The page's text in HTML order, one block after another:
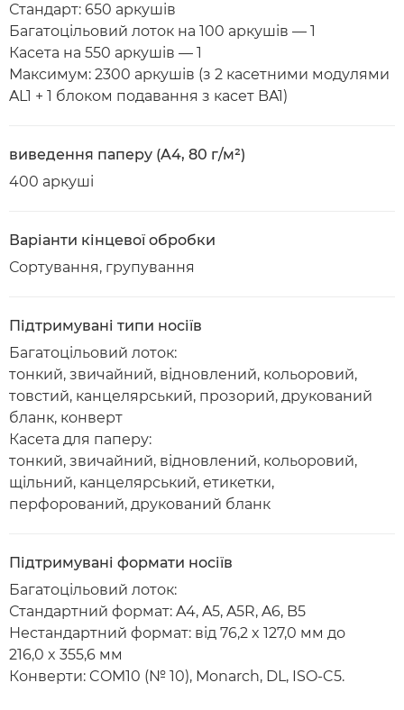
Стандарт: 650 аркушів
Багатоцільовий лоток на 100 аркушів — 1
Касета на 550 аркушів — 1
Максимум: 2300 аркушів (з 2 касетними модулями
AL1 + 1 блоком подавання з касет BA1)
виведення паперу (A4, 80 г/м²)
400 аркуші
Варіанти кінцевої обробки
Сортування, групування
Підтримувані типи носіїв
Багатоцільовий лоток:
тонкий, звичайний, відновлений, кольоровий,
товстий, канцелярський, прозорий, друкований
бланк, конверт
Касета для паперу:
тонкий, звичайний, відновлений, кольоровий,
щільний, канцелярський, етикетки,
перфорований, друкований бланк
Підтримувані формати носіїв
Багатоцільовий лоток:
Стандартний формат: A4, A5, A5R, A6, B5
Нестандартний формат: від 76,2 x 127,0 мм до
216,0 x 355,6 мм
Конверти: COM10 (№ 10), Monarch, DL, ISO-C5.